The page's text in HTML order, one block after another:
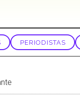
PERIODISTAS